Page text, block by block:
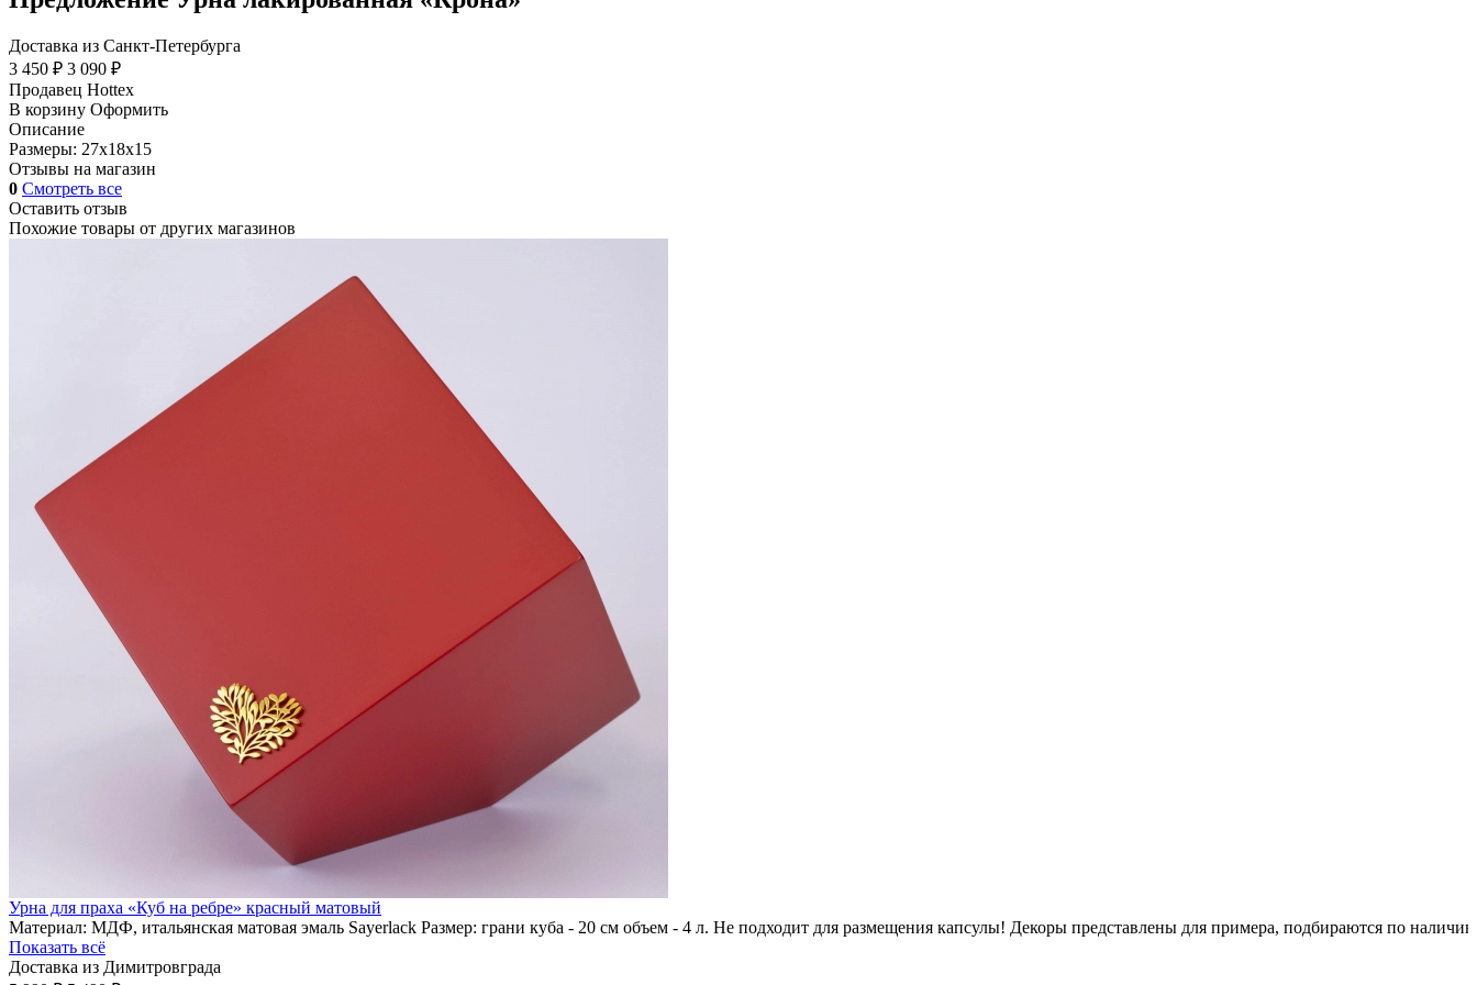
Доставка из Санкт-Петербурга
3 450 ₽ 3 090 ₽
Продавец Hottex
В корзину Оформить
Описание
Размеры: 27х18х15
Отзывы на магазин
0 Смотреть все
Оставить отзыв
Похожие товары от других магазинов
Урна для праха «Куб на ребре» красный матовый
Материал: МДФ, итальянская матовая эмаль Sayerlack Размер: грани куба - 20 см объем - 4 л. Не подходит для размещения капсулы! Декоры представлены для примера, подбираются по
Показать всё
Доставка из Димитровграда